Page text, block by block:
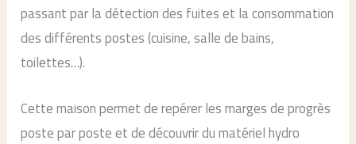
passant par la détection des fuites et la consommation
des différents postes (cuisine, salle de bains,
toilettes…).
Cette maison permet de repérer les marges de progrès
poste par poste et de découvrir du matériel hydro